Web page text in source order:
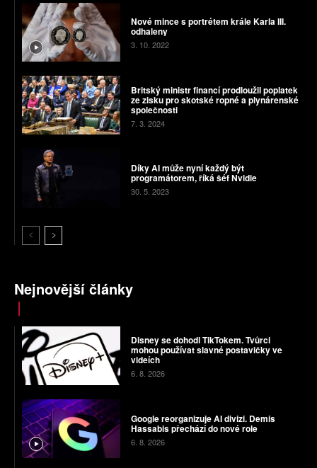
Nové mince s portrétem krále Karla III.
odhaleny
3. 10. 2022
Britský ministr financí prodloužil poplatek
ze zisku pro skotské ropné a plynárenské
společnosti
7. 3. 2024
Díky AI může nyní každý být
programátorem, říká šéf Nvidie
30. 5. 2023
Nejnovější články
Disney se dohodl TikTokem. Tvůrci
mohou používat slavné postavičky ve
videích
6. 8. 2026
Google reorganizuje AI divizi. Demis
Hassabis přechází do nové role
6. 8. 2026